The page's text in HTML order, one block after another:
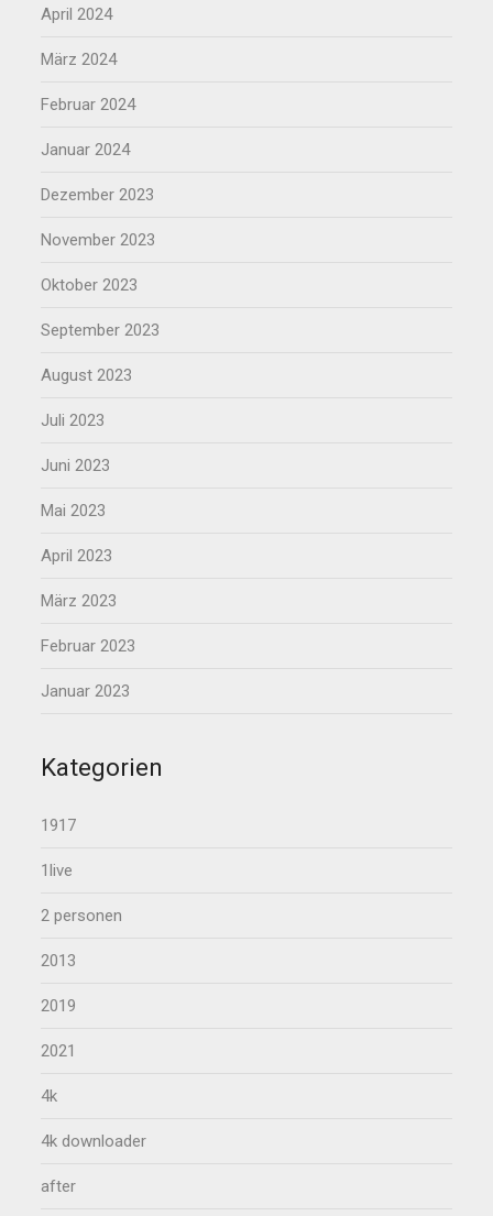
April 2024
März 2024
Februar 2024
Januar 2024
Dezember 2023
November 2023
Oktober 2023
September 2023
August 2023
Juli 2023
Juni 2023
Mai 2023
April 2023
März 2023
Februar 2023
Januar 2023
Kategorien
1917
1live
2 personen
2013
2019
2021
4k
4k downloader
after